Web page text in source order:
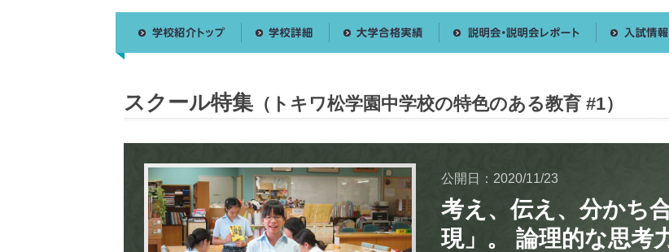
スクール特集 （トキワ松学園中学校の特色のある教育 #1）
公開日：2020/11/23
考え、伝え、分かち
現」。 論理的な思考